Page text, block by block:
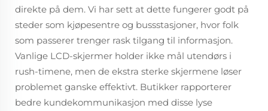
direkte på dem. Vi har sett at dette fungerer godt på
steder som kjøpesentre og bussstasjoner, hvor folk
som passerer trenger rask tilgang til informasjon.
Vanlige LCD-skjermer holder ikke mål utendørs i
rush-timene, men de ekstra sterke skjermene løser
problemet ganske effektivt. Butikker rapporterer
bedre kundekommunikasjon med disse lyse